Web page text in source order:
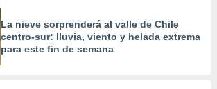
La nieve sorprenderá al valle de Chile
centro-sur: lluvia, viento y helada extrema
para este fin de semana